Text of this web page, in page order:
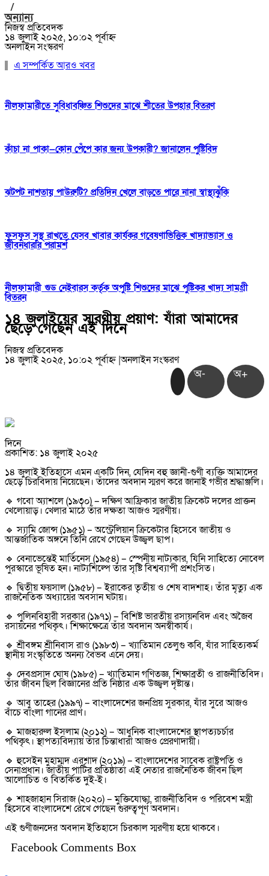
/
অন্যান্য
নিজস্ব প্রতিবেদক
১৪ জুলাই ২০২৫, ১০:০২ পূর্বাহ্ন
অনলাইন সংস্করণ
এ সম্পর্কিত আরও খবর
নীলফামারীতে সুবিধাবঞ্চিত শিশুদের মাঝে শীতের উপহার বিতরণ
কাঁচা না পাকা—কোন পেঁপে কার জন্য উপকারী? জানালেন পুষ্টিবিদ
ঝটপট নাশতায় পাউরুটি? প্রতিদিন খেলে বাড়তে পারে নানা স্বাস্থ্যঝুঁকি
ফুসফুস সুস্থ রাখতে যেসব খাবার কার্যকর গবেষণাভিত্তিক খাদ্যাভ্যাস ও
জীবনধারার পরামর্শ
নীলফামারী গুড নেইবারস কর্তৃক অপুষ্টি শিশুদের মাঝে পুষ্টিকর খাদ্য সামগ্রী
বিতরন
১৪ জুলাইয়ের স্মরণীয় প্রয়াণ: যাঁরা আমাদের
ছেড়ে গেছেন এই দিনে
নিজস্ব প্রতিবেদক
১৪ জুলাই ২০২৫, ১০:০২ পূর্বাহ্ন|অনলাইন সংস্করণ
অ- অ+
দিনে
প্রকাশিত: ১৪ জুলাই ২০২৫
১৪ জুলাই ইতিহাসে এমন একটি দিন, যেদিন বহু জ্ঞানী-গুণী ব্যক্তি আমাদের
ছেড়ে চিরবিদায় নিয়েছেন। তাঁদের অবদান স্মরণ করে জানাই গভীর শ্রদ্ধাঞ্জলি।
🔹 গবো অ্যাশলে (১৯৩০) – দক্ষিণ আফ্রিকার জাতীয় ক্রিকেট দলের প্রাক্তন
খেলোয়াড়। খেলার মাঠে তাঁর দক্ষতা আজও স্মরণীয়।
🔹 স্যামি জোন্স (১৯৫১) – অস্ট্রেলিয়ান ক্রিকেটার হিসেবে জাতীয় ও
আন্তর্জাতিক অঙ্গনে তিনি রেখে গেছেন উজ্জ্বল ছাপ।
🔹 বেনাভেন্তেই মার্তিনেস (১৯৫৪) – স্পেনীয় নাট্যকার, যিনি সাহিত্যে নোবেল
পুরস্কারে ভূষিত হন। নাট্যশিল্পে তাঁর সৃষ্টি বিশ্বব্যাপী প্রশংসিত।
🔹 দ্বিতীয় ফয়সাল (১৯৫৮) – ইরাকের তৃতীয় ও শেষ বাদশাহ। তাঁর মৃত্যু এক
রাজনৈতিক অধ্যায়ের অবসান ঘটায়।
🔹 পুলিনবিহারী সরকার (১৯৭১) – বিশিষ্ট ভারতীয় রসায়নবিদ এবং অজৈব
রসায়নের পথিকৃৎ। শিক্ষাক্ষেত্রে তাঁর অবদান অনস্বীকার্য।
🔹 শ্রীবঙ্গম শ্রীনিবাস রাও (১৯৮৩) – খ্যাতিমান তেলুগু কবি, যাঁর সাহিত্যকর্ম
স্থানীয় সংস্কৃতিতে অনন্য বৈভব এনে দেয়।
🔹 দেবপ্রসাদ ঘোষ (১৯৮৫) – খ্যাতিমান গণিতজ্ঞ, শিক্ষাব্রতী ও রাজনীতিবিদ।
তাঁর জীবন ছিল বিজ্ঞানের প্রতি নিষ্ঠার এক উজ্জ্বল দৃষ্টান্ত।
🔹 আবু তাহের (১৯৯৭) – বাংলাদেশের জনপ্রিয় সুরকার, যাঁর সুরে আজও
বাঁচে বাংলা গানের প্রাণ।
🔹 মাজহারুল ইসলাম (২০১২) – আধুনিক বাংলাদেশের স্থাপত্যচর্চার
পথিকৃৎ। স্থাপত্যবিদ্যায় তাঁর চিন্তাধারা আজও প্রেরণাদায়ী।
🔹 হুসেইন মুহাম্মদ এরশাদ (২০১৯) – বাংলাদেশের সাবেক রাষ্ট্রপতি ও
সেনাপ্রধান। জাতীয় পার্টির প্রতিষ্ঠাতা এই নেতার রাজনৈতিক জীবন ছিল
আলোচিত ও বিতর্কিত দুই-ই।
🔹 শাহজাহান সিরাজ (২০২০) – মুক্তিযোদ্ধা, রাজনীতিবিদ ও পরিবেশ মন্ত্রী
হিসেবে বাংলাদেশে রেখে গেছেন গুরুত্বপূর্ণ অবদান।
এই গুণীজনদের অবদান ইতিহাসে চিরকাল স্মরণীয় হয়ে থাকবে।
Facebook Comments Box